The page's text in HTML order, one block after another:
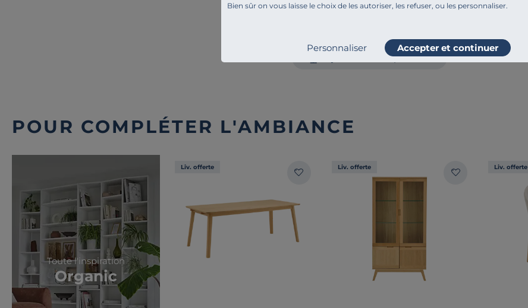
Bien sûr on vous laisse le choix de les autoriser, les refuser, ou les personnaliser.
Personnaliser Accepter et continuer
Montage et conseils d'entretien
Ajouter au comparateur
POUR COMPLÉTER L'AMBIANCE
Toute l'inspiration
Organic
Liv. offerte Liv. offerte Liv. offerte